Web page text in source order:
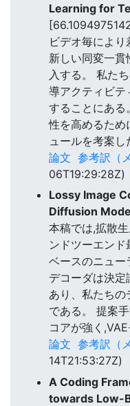
Learning for
ビデオ毎によ
新しい同変一
入する。 私た
導アクティビテ
することにある
性を高めるため
ュールを考案し
論文 参考訳（
06T19:29:28Z)
Lossy Image
Diffusion
本稿では,拡散
ンドツーエン
ベースのニュー
デコーダは決
あり、私たち
である。 提案
コアが強く
論文 参考訳（
14T21:53:27Z)
A Coding
towards Low-